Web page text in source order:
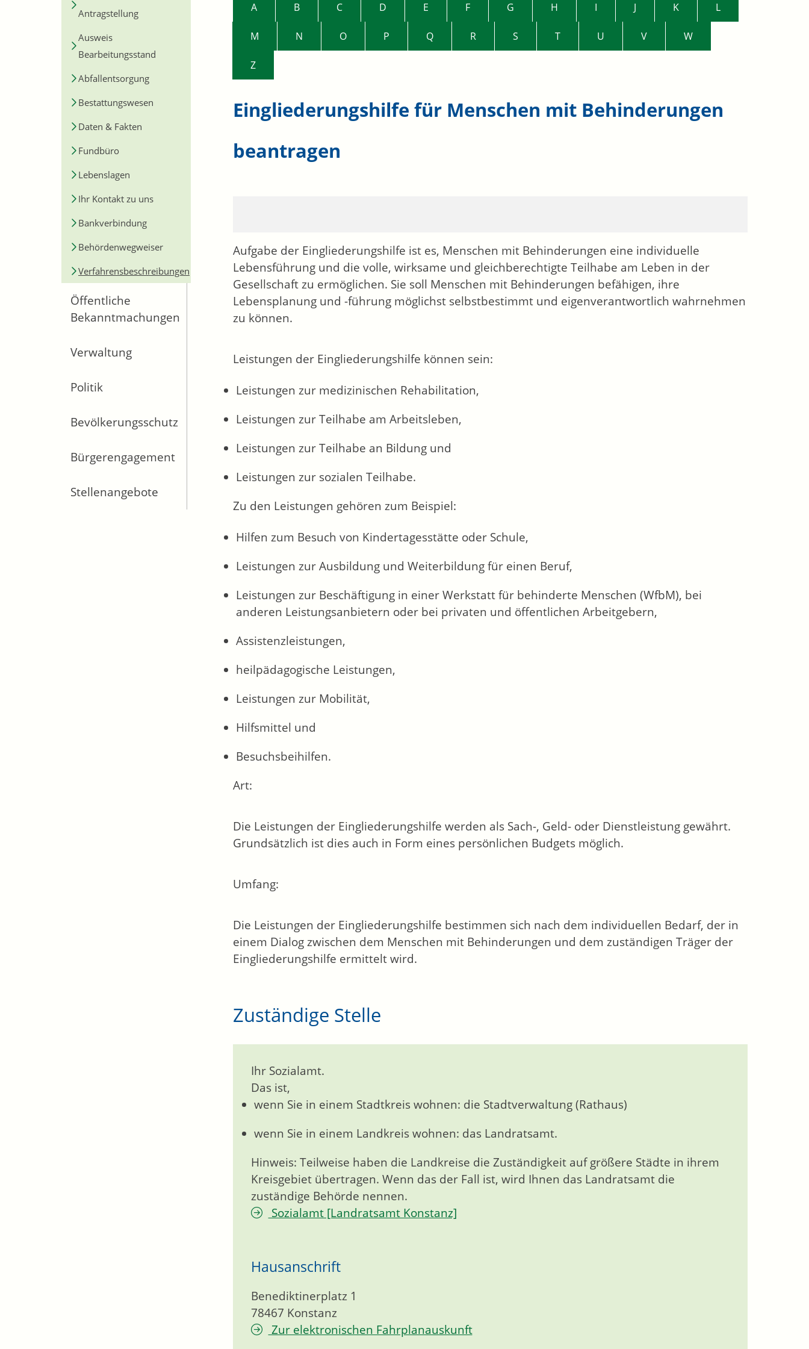
Antragstellung
Ausweis
Bearbeitungsstand
Abfallentsorgung
Bestattungswesen
Daten & Fakten
Fundbüro
Lebenslagen
Ihr Kontakt zu uns
Bankverbindung
Behördenwegweiser
Verfahrensbeschreibungen
Öffentliche
Bekanntmachungen
Verwaltung
Politik
Bevölkerungsschutz
Bürgerengagement
Stellenangebote
A B C D E F G H I J K L
M N O P Q R S T U V W
Z
Eingliederungshilfe für Menschen mit Behinderungen
beantragen
Aufgabe der Eingliederungshilfe ist es, Menschen mit Behinderungen eine individuelle
Lebensführung und die volle, wirksame und gleichberechtigte Teilhabe am Leben in der
Gesellschaft zu ermöglichen. Sie soll Menschen mit Behinderungen befähigen, ihre
Lebensplanung und -führung möglichst selbstbestimmt und eigenverantwortlich wahrnehmen
zu können.
Leistungen der Eingliederungshilfe können sein:
Leistungen zur medizinischen Rehabilitation,
Leistungen zur Teilhabe am Arbeitsleben,
Leistungen zur Teilhabe an Bildung und
Leistungen zur sozialen Teilhabe.
Zu den Leistungen gehören zum Beispiel:
Hilfen zum Besuch von Kindertagesstätte oder Schule,
Leistungen zur Ausbildung und Weiterbildung für einen Beruf,
Leistungen zur Beschäftigung in einer Werkstatt für behinderte Menschen (WfbM), bei
anderen Leistungsanbietern oder bei privaten und öffentlichen Arbeitgebern,
Assistenzleistungen,
heilpädagogische Leistungen,
Leistungen zur Mobilität,
Hilfsmittel und
Besuchsbeihilfen.
Art:
Die Leistungen der Eingliederungshilfe werden als Sach-, Geld- oder Dienstleistung gewährt.
Grundsätzlich ist dies auch in Form eines persönlichen Budgets möglich.
Umfang:
Die Leistungen der Eingliederungshilfe bestimmen sich nach dem individuellen Bedarf, der in
einem Dialog zwischen dem Menschen mit Behinderungen und dem zuständigen Träger der
Eingliederungshilfe ermittelt wird.
Zuständige Stelle
Ihr Sozialamt.
Das ist,
wenn Sie in einem Stadtkreis wohnen: die Stadtverwaltung (Rathaus)
wenn Sie in einem Landkreis wohnen: das Landratsamt.
Hinweis: Teilweise haben die Landkreise die Zuständigkeit auf größere Städte in ihrem
Kreisgebiet übertragen. Wenn das der Fall ist, wird Ihnen das Landratsamt die
zuständige Behörde nennen.
Sozialamt [Landratsamt Konstanz]
Hausanschrift
Benediktinerplatz 1
78467 Konstanz
Zur elektronischen Fahrplanauskunft